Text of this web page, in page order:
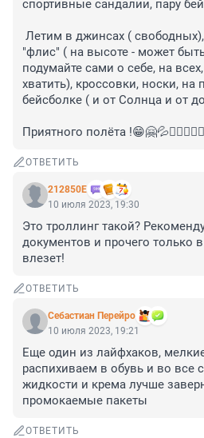
спортивные сандалии, пару
Летим в джинсах (
"флис" ( на высоте - может
подумайте сами о себе, на
хватить), кроссовки, носки, на
бейсболке ( и от Солнца и от
Приятного полёта
ОТВЕТИТЬ
212850Е
10 июля 2023, 19:30
Это троллинг такой?
документов и прочего только
влезет!
ОТВЕТИТЬ
Себастиан Перейро
10 июля 2023, 19:21
Еще один из лайфхаков,
распихиваем в обувь и во все
жидкости и крема лучше
промокаемые пакеты
ОТВЕТИТЬ